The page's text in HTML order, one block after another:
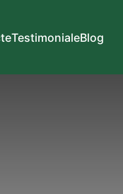
TestimonialeBlog